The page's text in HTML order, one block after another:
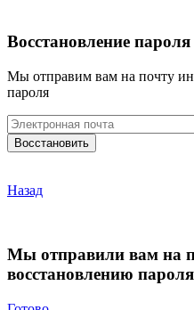
Восстановление пароля
Мы отправим вам на почту
пароля
Назад
Мы отправили вам на
восстановлению